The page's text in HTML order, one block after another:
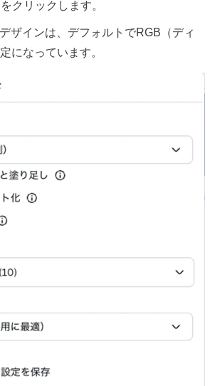
クリックします。
ザインは、デフォルトでRGB（ディ
になっています。